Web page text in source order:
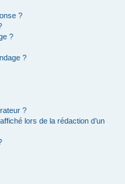
?
?
?
?
lors de la rédaction d’un